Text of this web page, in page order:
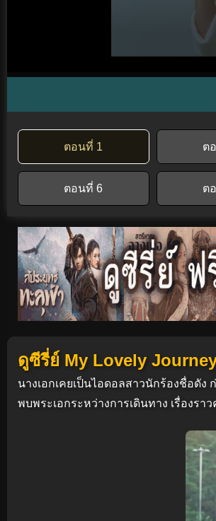
ตอนที่ 1 ต
ตอนที่ 6 ต
ดูซีรี่ย์ My Lovely
นางเอกเคยเป็นไอดอลสาวนักร้องชื่อดั
พบพระเอกระหว่างการเดินทาง เรื่องร